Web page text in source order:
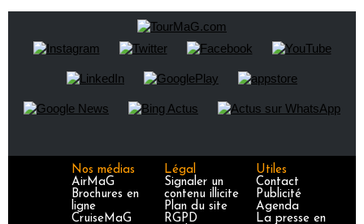
Nos médias
AirMaG
Brochures en
ligne
CruiseMaG
Légal
Signaler un
contenu illicite
Plan du site
RGPD
Utiles
Contact
Publicité
Agenda
La presse en